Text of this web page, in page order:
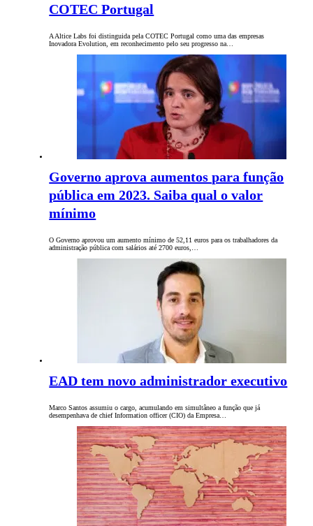
COTEC Portugal
A Altice Labs foi distinguida pela COTEC Portugal como uma das empresas
Inovadora Evolution, em reconhecimento pelo seu progresso na…
Governo aprova aumentos para função
pública em 2023. Saiba qual o valor
mínimo
O Governo aprovou um aumento mínimo de 52,11 euros para os trabalhadores da
administração pública com salários até 2700 euros,…
EAD tem novo administrador executivo
Marco Santos assumiu o cargo, acumulando em simultâneo a função que já
desempenhava de chief Information officer (CIO) da Empresa…